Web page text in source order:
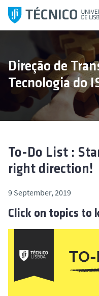
i
t
Direção de
Tecnologia do
To-Do List :
right direction!
9 September, 2019
Click on topics to